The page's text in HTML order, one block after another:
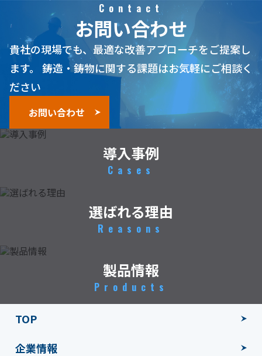
Contact
お問い合わせ
貴社の現場でも、最適な改善アプローチをご提案し
ます。
鋳造・鋳物に関する課題はお気軽にご相談く
ださい
お問い合わせ
導入事例
Cases
選ばれる理由
Reasons
製品情報
Products
TOP
企業情報